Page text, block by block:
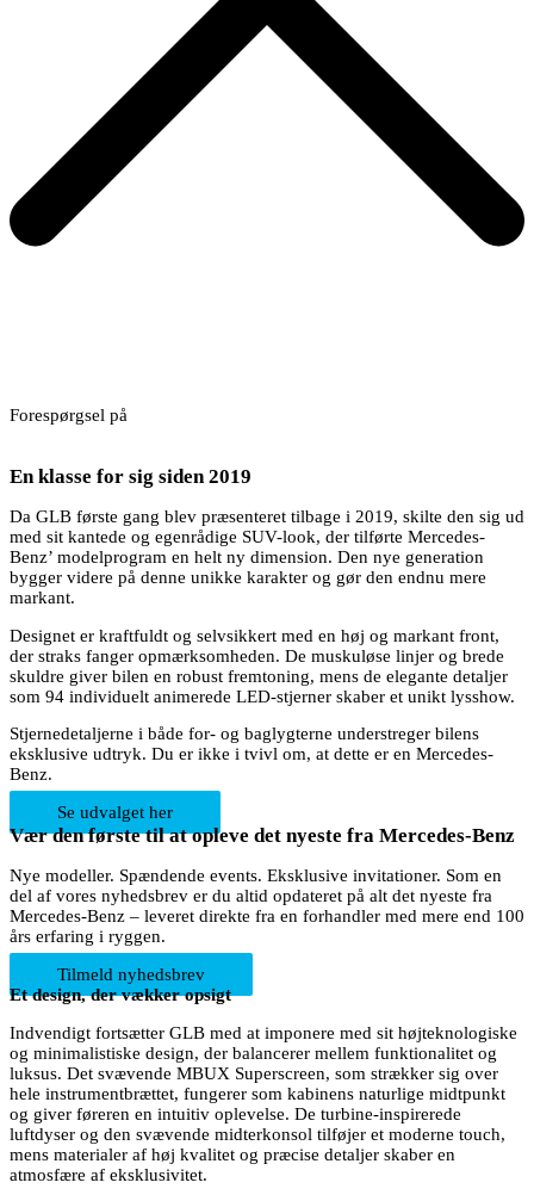
Forespørgsel på
En klasse for sig siden 2019
Da GLB første gang blev præsenteret tilbage i 2019, skilte den sig ud
med sit kantede og egenrådige SUV-look, der tilførte Mercedes-
Benz’ modelprogram en helt ny dimension. Den nye generation
bygger videre på denne unikke karakter og gør den endnu mere
markant.
Designet er kraftfuldt og selvsikkert med en høj og markant front,
der straks fanger opmærksomheden. De muskuløse linjer og brede
skuldre giver bilen en robust fremtoning, mens de elegante detaljer
som 94 individuelt animerede LED-stjerner skaber et unikt lysshow.
Stjernedetaljerne i både for- og baglygterne understreger bilens
eksklusive udtryk. Du er ikke i tvivl om, at dette er en Mercedes-
Benz.
Se udvalget her
Vær den første til at opleve det nyeste fra Mercedes-Benz
Nye modeller. Spændende events. Eksklusive invitationer. Som en
del af vores nyhedsbrev er du altid opdateret på alt det nyeste fra
Mercedes-Benz – leveret direkte fra en forhandler med mere end 100
års erfaring i ryggen.
Tilmeld nyhedsbrev
Et design, der vækker opsigt
Indvendigt fortsætter GLB med at imponere med sit højteknologiske
og minimalistiske design, der balancerer mellem funktionalitet og
luksus. Det svævende MBUX Superscreen, som strækker sig over
hele instrumentbrættet, fungerer som kabinens naturlige midtpunkt
og giver føreren en intuitiv oplevelse. De turbine-inspirerede
luftdyser og den svævende midterkonsol tilføjer et moderne touch,
mens materialer af høj kvalitet og præcise detaljer skaber en
atmosfære af eksklusivitet.